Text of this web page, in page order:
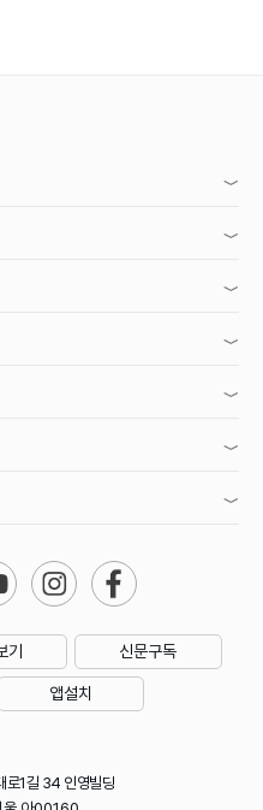
기 신문구독
앱설치
로1길 34 인영빌딩